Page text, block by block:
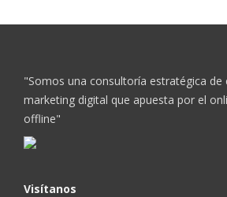
"Somos una consultoría estratégica de
marketing digital que apuesta por el
offline"
Visítanos